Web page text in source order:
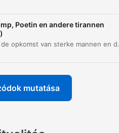
wat de gevolgen zijn van
is op bewijsbaarheid.
Poetin en andere tirannen
In deze aflevering onderzoeken de gasten de opkomst van sterke mannen en de definitie van tirannie, met een focus
mutatása